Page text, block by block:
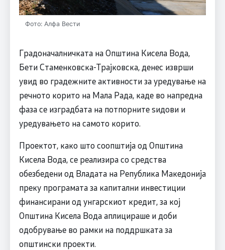
Фото: Алфа Вести
Градоначалничката на Општина Кисела Вода,
Бети Стаменковска-Трајковска, денес изврши
увид во градежните активности за уредување на
речното корито на Мала Рада, каде во напредна
фаза се изградбата на потпорните ѕидови и
уредувањето на самото корито.
Проектот, како што соопштија од Општина
Кисела Вода, се реализира со средства
обезбедени од Владата на Република Македонија
преку програмата за капитални инвестиции
финансирани од унгарскиот кредит, за кој
Општина Кисела Вода аплицираше и доби
одобрување во рамки на поддршката за
општински проекти.